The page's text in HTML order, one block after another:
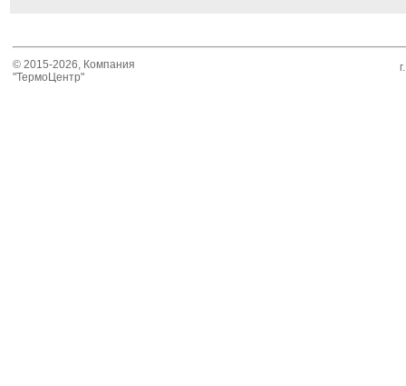
© 2015-2026, Компания
"ТермоЦентр"